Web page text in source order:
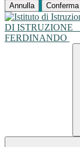
Annulla Conferma
DI ISTRUZIONE
FERDINANDO